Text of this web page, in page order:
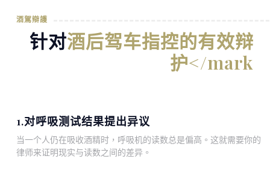
酒駕辯護
针对酒后驾车指控的有效辩
护</mark
1.对呼吸测试结果提出异议
当一个人仍在吸收酒精时，呼吸机的读数总是偏高。这就需要你的
律师来证明现实与读数之间的差异。